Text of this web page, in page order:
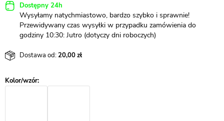
Dostępny 24h
Wysyłamy natychmiastowo, bardzo szybko i sprawnie!
Przewidywany czas wysyłki w przypadku zamówienia do
godziny 10:30: Jutro (dotyczy dni roboczych)
Dostawa od:20,00